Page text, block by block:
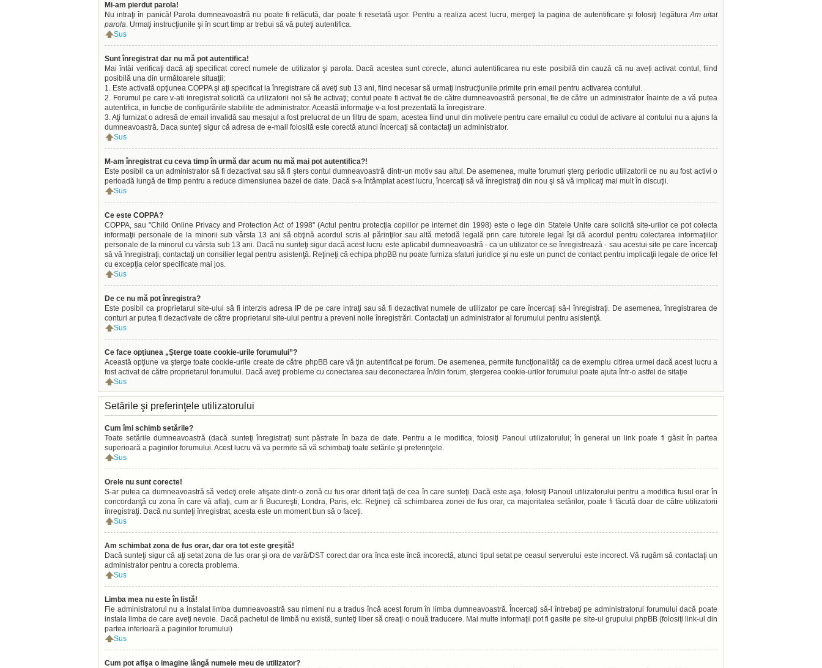
Mi-am pierdut parola!
Nu intraţi în panică! Parola dumneavoastră nu poate fi refăcută, dar poate fi resetată uşor. Pentru a realiza acest lucru, mergeţi la pagina de autentificare şi folosiţi legăturaAm uitat
parola. Urmaţi instrucţiunile şi în scurt timp ar trebui să vă puteţi autentifica.
Sus
Sunt înregistrat dar nu mă pot autentifica!
Mai întâi verificaţi dacă aţi specificat corect numele de utilizator şi parola. Dacă acestea sunt corecte, atunci autentificarea nu este posibilă din cauză că nu aveți activat contul, fiind
posibilă una din următoarele situații:
1. Este activată opţiunea COPPA şi aţi specificat la înregistrare că aveţi sub 13 ani, fiind necesar să urmaţi instrucţiunile primite prin email pentru activarea contului.
2. Forumul pe care v-ati inregistrat solicită ca utilizatorii noi să fie activaţi; contul poate fi activat fie de către dumneavoastră personal, fie de către un administrator înainte de a vă putea
autentifica, in funcție de configurările stabilite de administrator. Această informaţie v-a fost prezentată la înregistrare.
3. Aţi furnizat o adresă de email invalidă sau mesajul a fost prelucrat de un filtru de spam, acestea fiind unul din motivele pentru care emailul cu codul de activare al contului nu a ajuns la
dumneavoastră. Daca sunteţi sigur că adresa de e-mail folosită este corectă atunci încercaţi să contactaţi un administrator.
Sus
M-am înregistrat cu ceva timp în urmă dar acum nu mă mai pot autentifica?!
Este posibil ca un administrator să fi dezactivat sau să fi şters contul dumneavoastră dintr-un motiv sau altul. De asemenea, multe forumuri şterg periodic utilizatorii ce nu au fost activi o
perioadă lungă de timp pentru a reduce dimensiunea bazei de date. Dacă s-a întâmplat acest lucru, încercaţi să vă înregistraţi din nou şi să vă implicaţi mai mult în discuţii.
Sus
Ce este COPPA?
COPPA, sau "Child Online Privacy and Protection Act of 1998" (Actul pentru protecţia copiilor pe internet din 1998) este o lege din Statele Unite care solicită site-urilor ce pot colecta
informaţii personale de la minorii sub vârsta 13 ani să obţină acordul scris al părinţilor sau altă metodă legală prin care tutorele legal îşi dă acordul pentru colectarea informaţiilor
personale de la minorul cu vârsta sub 13 ani. Dacă nu sunteţi sigur dacă acest lucru este aplicabil dumneavoastră - ca un utilizator ce se înregistrează - sau acestui site pe care încercaţi
să vă înregistraţi, contactaţi un consilier legal pentru asistenţă. Reţineţi că echipa phpBB nu poate furniza sfaturi juridice şi nu este un punct de contact pentru implicaţii legale de orice fel
cu excepţia celor specificate mai jos.
Sus
De ce nu mă pot înregistra?
Este posibil ca proprietarul site-ului să fi interzis adresa IP de pe care intraţi sau să fi dezactivat numele de utilizator pe care încercaţi să-l înregistraţi. De asemenea, înregistrarea de
conturi ar putea fi dezactivate de către proprietarul site-ului pentru a preveni noile înregistrări. Contactaţi un administrator al forumului pentru asistenţă.
Sus
Ce face opţiunea „Şterge toate cookie-urile forumului”?
Această opţiune va şterge toate cookie-urile create de către phpBB care vă ţin autentificat pe forum. De asemenea, permite funcţionalităţi ca de exemplu citirea urmei dacă acest lucru a
fost activat de către proprietarul forumului. Dacă aveţi probleme cu conectarea sau deconectarea în/din forum, ştergerea cookie-urilor forumului poate ajuta într-o astfel de sitaţie
Sus
Setările şi preferinţele utilizatorului
Cum îmi schimb setările?
Toate setările dumneavoastră (dacă sunteţi înregistrat) sunt păstrate în baza de date. Pentru a le modifica, folosiţi Panoul utilizatorului; în general un link poate fi găsit în partea
superioară a paginilor forumului. Acest lucru vă va permite să vă schimbaţi toate setările şi preferinţele.
Sus
Orele nu sunt corecte!
S-ar putea ca dumneavoastră să vedeţi orele afişate dintr-o zonă cu fus orar diferit faţă de cea în care sunteţi. Dacă este aşa, folosiţi Panoul utilizatorului pentru a modifica fusul orar în
concordanţă cu zona în care vă aflaţi, cum ar fi Bucureşti, Londra, Paris, etc. Reţineţi că schimbarea zonei de fus orar, ca majoritatea setărilor, poate fi făcută doar de către utilizatorii
înregistraţi. Dacă nu sunteţi înregistrat, acesta este un moment bun să o faceţi.
Sus
Am schimbat zona de fus orar, dar ora tot este greşită!
Dacă sunteţi sigur că aţi setat zona de fus orar şi ora de vară/DST corect dar ora înca este încă incorectă, atunci tipul setat pe ceasul serverului este incorect. Vă rugăm să contactaţi un
administrator pentru a corecta problema.
Sus
Limba mea nu este în listă!
Fie administratorul nu a instalat limba dumneavoastră sau nimeni nu a tradus încă acest forum în limba dumneavoastră. Încercaţi să-l întrebaţi pe administratorul forumului dacă poate
instala limba de care aveţi nevoie. Dacă pachetul de limbă nu există, sunteţi liber să creaţi o nouă traducere. Mai multe informaţii pot fi gasite pe site-ul grupului phpBB (folosiţi link-ul din
partea inferioară a paginilor forumului)
Sus
Cum pot afişa o imagine lângă numele meu de utilizator?